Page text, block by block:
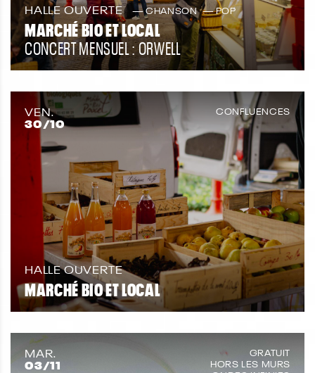
HALLE OUVERTE CHANSON POP
MARCHÉ BIO ET LOCAL
CONCERT MENSUEL : ORWELL
VEN.
30/10
CONFLUENCES
HALLE OUVERTE
MARCHÉ BIO ET LOCAL
MAR.
03/11
GRATUIT
HORS LES MURS